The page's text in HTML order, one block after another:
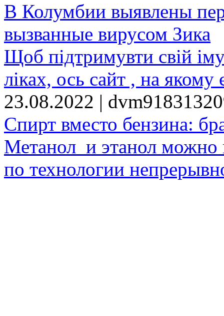
В Колумбии выявлены
вызванные вирусом Зика
Щоб підтримувти свій
ліках, ось сайт , на якому
23.08.2022 |
Спирт вместо бензина:
Метанол и этанол можно
по технологии